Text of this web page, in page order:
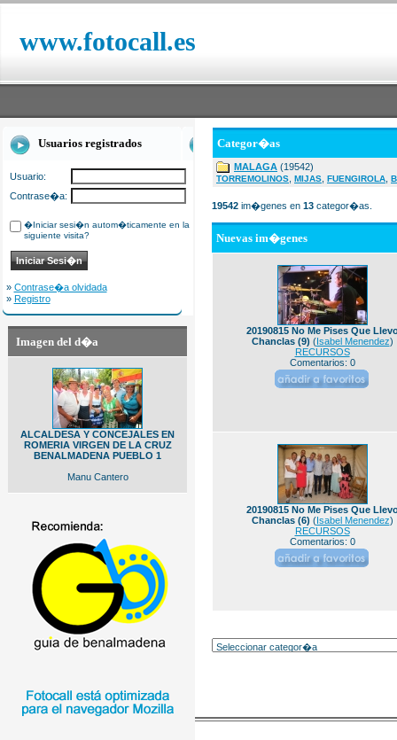
www.fotocall.es
Usuarios registrados
Usuario:
Contrase�a:
�Iniciar sesi�n autom�ticamente en la
siguiente visita?
» Contrase�a olvidada
» Registro
Imagen del d�a
ALCALDESA Y CONCEJALES EN
ROMERIA VIRGEN DE LA CRUZ
BENALMADENA PUEBLO 1
Manu Cantero
Categor�as
MALAGA (19542)
TORREMOLINOS MIJAS FUENGIROLA
19542 im�genes en 13 categor�as.
Nuevas im�genes
20190815 No Me Pises Que
Chanclas (9) (Isabel Menendez)
RECURSOS
Comentarios: 0
20190815 No Me Pises Que
Chanclas (6) (Isabel Menendez)
RECURSOS
Comentarios: 0